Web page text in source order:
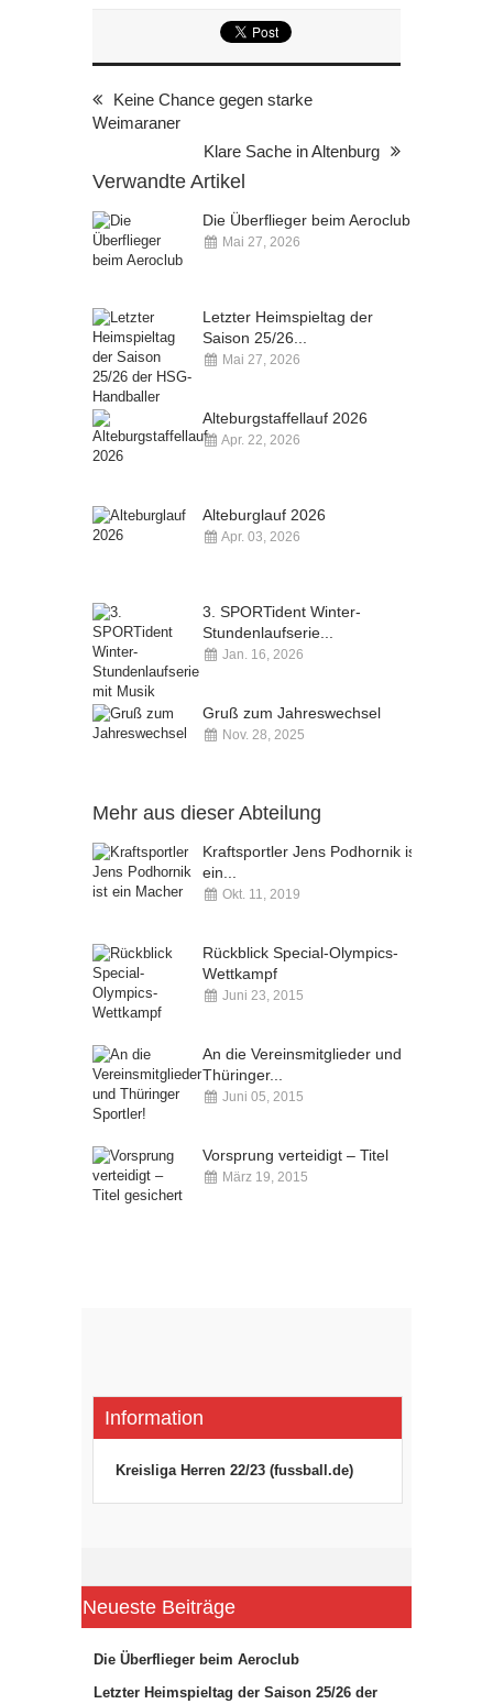
Keine Chance gegen starke
Weimaraner
Klare Sache in Altenburg
Verwandte Artikel
Die Überflieger beim Aeroclub
Mai 27, 2026
Letzter Heimspieltag der
Saison 25/26...
Mai 27, 2026
Alteburgstaffellauf 2026
Apr. 22, 2026
Alteburglauf 2026
Apr. 03, 2026
3. SPORTident Winter-
Stundenlaufserie...
Jan. 16, 2026
Gruß zum Jahreswechsel
Nov. 28, 2025
Mehr aus dieser Abteilung
Kraftsportler Jens Podhornik ist
ein...
Okt. 11, 2019
Rückblick Special-Olympics-
Wettkampf
Juni 23, 2015
An die Vereinsmitglieder und
Thüringer...
Juni 05, 2015
Vorsprung verteidigt – Titel
März 19, 2015
Information
Kreisliga Herren 22/23 (fussball.de)
Neueste Beiträge
Die Überflieger beim Aeroclub
Letzter Heimspieltag der Saison 25/26 der